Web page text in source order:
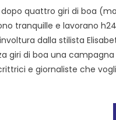
dopo quattro giri di boa
tranquille e lavorano
dalla stilista
giri di boa una
e giornaliste che